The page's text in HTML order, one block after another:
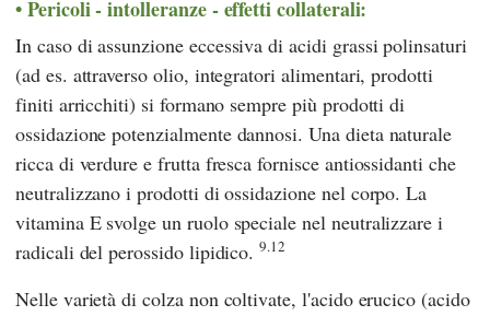
Pericoli - intolleranze - effetti collaterali:
In caso di assunzione eccessiva di acidi grassi polinsaturi
(ad es. attraverso olio, integratori alimentari, prodotti
finiti arricchiti) si formano sempre più prodotti di
ossidazione potenzialmente dannosi. Una dieta naturale
ricca di verdure e frutta fresca fornisce antiossidanti che
neutralizzano i prodotti di ossidazione nel corpo. La
vitamina E svolge un ruolo speciale nel neutralizzare i
radicali del perossido lipidico.9.12
Nelle varietà di colza non coltivate, l'acido erucico (acido